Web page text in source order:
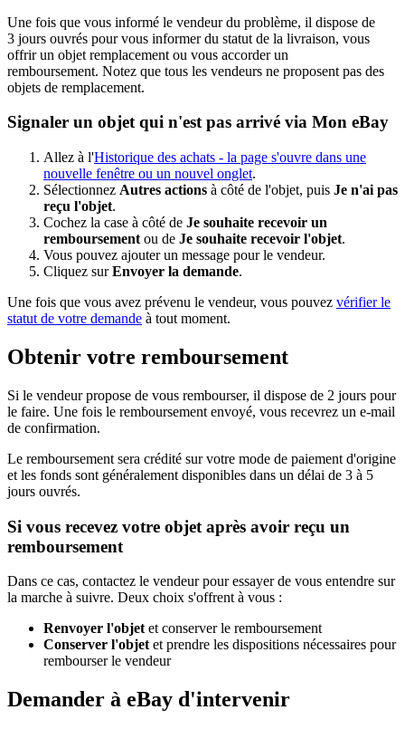
Une fois que vous informé le vendeur du problème, il dispose de
3 jours ouvrés pour vous informer du statut de la livraison, vous
offrir un objet remplacement ou vous accorder un
remboursement. Notez que tous les vendeurs ne proposent pas des
objets de remplacement.
Signaler un objet qui n'est pas arrivé via Mon eBay
Allez à l'Historique des achats - la page s'ouvre dans une
nouvelle fenêtre ou un nouvel onglet.
Sélectionnez Autres actions à côté de l'objet, puis Je n'ai pas
reçu l'objet.
Cochez la case à côté de Je souhaite recevoir un
remboursement ou de Je souhaite recevoir l'objet.
Vous pouvez ajouter un message pour le vendeur.
Cliquez surEnvoyer la demande.
Une fois que vous avez prévenu le vendeur, vous pouvez vérifier le
statut de votre demande à tout moment.
Obtenir votre remboursement
Si le vendeur propose de vous rembourser, il dispose de 2 jours pour
le faire. Une fois le remboursement envoyé, vous recevrez un e-mail
de confirmation.
Le remboursement sera crédité sur votre mode de paiement d'origine
et les fonds sont généralement disponibles dans un délai de 3 à 5
jours ouvrés.
Si vous recevez votre objet après avoir reçu un
remboursement
Dans ce cas, contactez le vendeur pour essayer de vous entendre sur
la marche à suivre. Deux choix s'offrent à vous :
Renvoyer l'objet et conserver le remboursement
Conserver l'objet et prendre les dispositions nécessaires pour
rembourser le vendeur
Demander à eBay d'intervenir